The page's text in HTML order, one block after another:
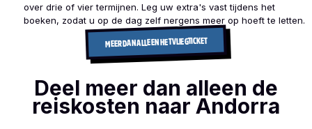
over drie of vier termijnen. Leg uw extra's vast tijdens het
boeken, zodat u op de dag zelf nergens meer op hoeft te letten.
MEER DAN ALLEEN HET VLIEGTICKET
Deel meer dan alleen de
reiskosten naar Andorra